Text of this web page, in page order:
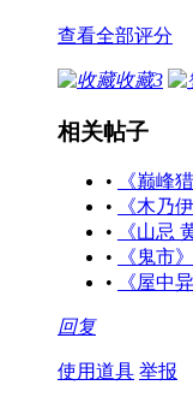
查看全部评分
收藏3
相关帖子
•
《巅峰
•
《木乃
•
《山忌
•
《鬼市
•
《屋中
回复
使用道具 举报